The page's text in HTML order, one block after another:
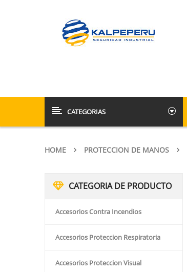
CATEGORIAS
HOME PROTECCION DE MANOS
CATEGORIA DE PRODUCTO
Accesorios Contra Incendios
Accesorios Proteccion Respiratoria
Accesorios Proteccion Visual